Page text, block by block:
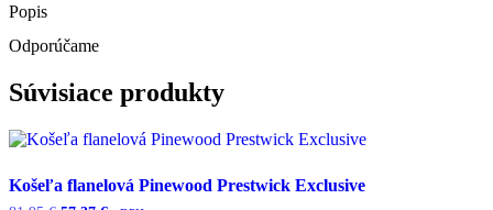
Popis
Odporúčame
Súvisiace produkty
Košeľa flanelová Pinewood Prestwick Exclusive